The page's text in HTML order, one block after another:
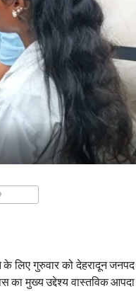
लिए गुरुवार को देहरादून जनपद
का मुख्य उद्देश्य वास्तविक आपदा